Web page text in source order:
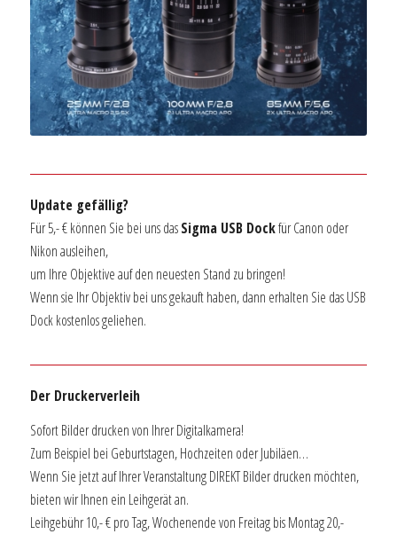
Update gefällig?
Für 5,- € können Sie bei uns dasSigma USB Dockfür Canon oder
Nikon ausleihen,
um Ihre Objektive auf den neuesten Stand zu bringen!
Wenn sie Ihr Objektiv bei uns gekauft haben, dann erhalten Sie das USB
Dock kostenlos geliehen.
Der Druckerverleih
Sofort Bilder drucken von Ihrer Digitalkamera!
Zum Beispiel bei Geburtstagen, Hochzeiten oder Jubiläen…
Wenn Sie jetzt auf Ihrer Veranstaltung DIREKT Bilder drucken möchten,
bieten wir Ihnen ein Leihgerät an.
Leihgebühr 10,- € pro Tag, Wochenende von Freitag bis Montag 20,-